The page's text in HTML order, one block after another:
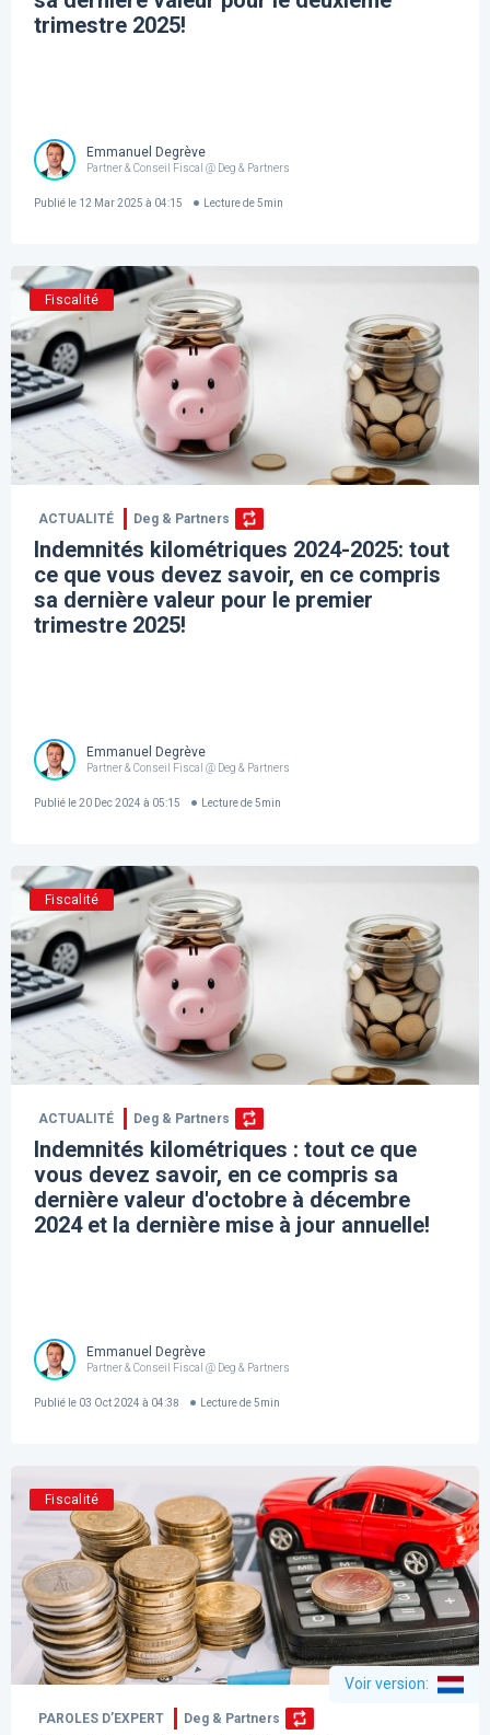
trimestre 2025!
Emmanuel Degrève
Partner & Conseil Fiscal @ Deg & Partners
Publié le 12 Mar 2025 à 04:15 Lecture de 5min
Fiscalité
ACTUALITÉ Deg & Partners
Indemnités kilométriques 2024-2025: tout
ce que vous devez savoir, en ce compris
sa dernière valeur pour le premier
trimestre 2025!
Emmanuel Degrève
Partner & Conseil Fiscal @ Deg & Partners
Publié le20 Dec 2024 à 05:15 Lecture de 5min
Fiscalité
ACTUALITÉ Deg & Partners
Indemnités kilométriques : tout ce que
vous devez savoir, en ce compris sa
dernière valeur d'octobre à décembre
2024 et la dernière mise à jour annuelle!
Emmanuel Degrève
Partner & Conseil Fiscal @ Deg & Partners
Publié le 03 Oct 2024 à 04:38 Lecture de 5min
Fiscalité
Voir version:
PAROLES D’EXPERT Deg & Partners